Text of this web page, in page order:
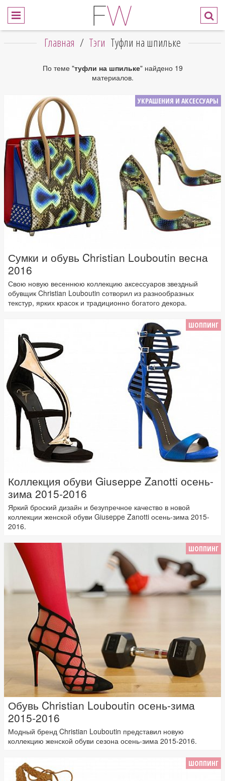
Главная / Тэги Туфли на шпильке
По теме "туфли на шпильке" найдено 19
материалов.
УКРАШЕНИЯ И АКСЕССУАРЫ
Сумки и обувь Christian Louboutin весна
2016
Свою новую весеннюю коллекцию аксессуаров звездный
обувщик Christian Louboutin сотворил из разнообразных
текстур, ярких красок и традиционно богатого декора.
ШОППИНГ
Коллекция обуви Giuseppe Zanotti осень-
зима 2015-2016
Яркий броский дизайн и безупречное качество в новой
коллекции женской обуви Giuseppe Zanotti осень-зима 2015-
2016.
ШОППИНГ
Обувь Christian Louboutin осень-зима
2015-2016
Модный бренд Christian Louboutin представил новую
коллекцию женской обуви сезона осень-зима 2015-2016.
ШОППИНГ